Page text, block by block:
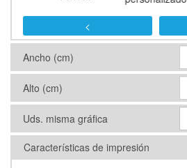
<
Ancho (cm)
Alto (cm)
Uds. misma gráfica
Características de impresión